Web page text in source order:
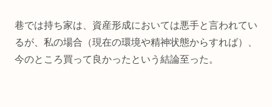
巷では持ち家は、資産形成においては悪手と言われてい
るが、私の場合（現在の環境や精神状態からすれば）、
今のところ買って良かったという結論至った。